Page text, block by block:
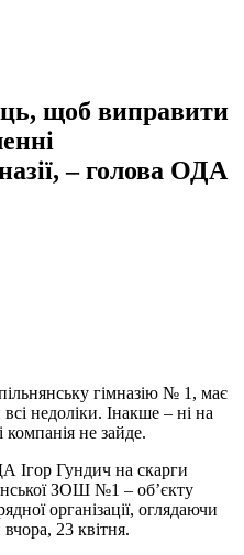
щоб виправити
– голова ОДА
гімназію № 1, має
недоліки. Інакше – ні на
компанія не зайде.
Ігор Гундич на скарги
ЗОШ №1 – об’єкту
організації, оглядаючи
23 квітня.